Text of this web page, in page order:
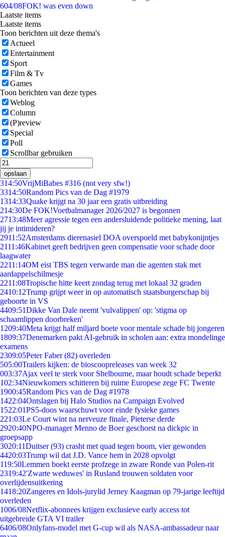
604/08FOK! was even down
Laatste items
Laatste items
Toon berichten uit deze thema's
Actueel
Entertainment
Sport
Film & Tv
Games
Toon berichten van deze types
Weblog
Column
(P)review
Special
Poll
Scrollbar gebruiken
opslaan
314:50VrijMiBabes #316 (not very sfw!)
3314:50Random Pics van de Dag #1979
1314:33Quake krijgt na 30 jaar een gratis uitbreiding
214:30De FOK!Voetbalmanager 2026/2027 is begonnen
2713:48Meer agressie tegen een andersluidende politieke mening, laat
jij je intimideren?
2911:52Amsterdams dierenasiel DOA overspoeld met babykonijntjes
2111:46Kabinet geeft bedrijven geen compensatie voor schade door
laagwater
2211:14OM eist TBS tegen verwarde man die agenten stak met
aardappelschilmesje
2211:08Tropische hitte keert zondag terug met lokaal 32 graden
2410:12Trump grijpt weer in op automatisch staatsburgerschap bij
geboorte in VS
4409:51Dikke Van Dale neemt 'vulvalippen' op: 'stigma op
schaamlippen doorbreken'
1209:40Meta krijgt half miljard boete voor mentale schade bij jongeren
1809:37Denemarken pakt AI-gebruik in scholen aan: extra mondelinge
examens
2309:05Peter Faber (82) overleden
505:00Trailers kijken: de bioscoopreleases van week 32
003:37Ajax veel te sterk voor Shelbourne, maar houdt schade beperkt
102:34Nieuwkomers schitteren bij ruime Europese zege FC Twente
1900:45Random Pics van de Dag #1978
1422:04Ontslagen bij Halo Studios na Campaign Evolved
1522:01PS5-doos waarschuwt voor einde fysieke games
221:03Le Court wint na nerveuze finale, Pieterse derde
2920:40NPO-manager Menno de Boer geschorst na dickpic in
groepsapp
3020:11Duitser (93) crasht met quad tegen boom, vier gewonden
4420:03Trump wil dat J.D. Vance hem in 2028 opvolgt
119:50Lemmen boekt eerste profzege in zware Ronde van Polen-rit
2319:42'Zwarte weduwes' in Rusland trouwen soldaten voor
overlijdensuitkering
1418:20Zangeres en Idols-jurylid Jerney Kaagman op 79-jarige leeftijd
overleden
1006/08Netflix-abonnees krijgen exclusieve early access tot
uitgebreide GTA VI trailer
6406/08Onlyfans-model met G-cup wil als NASA-ambassadeur naar